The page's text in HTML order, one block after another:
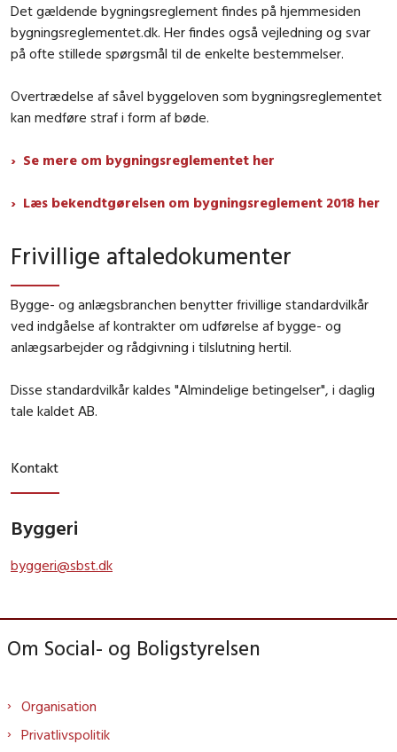
Det gældende bygningsreglement findes på hjemmesiden
bygningsreglementet.dk. Her findes også vejledning og svar
på ofte stillede spørgsmål til de enkelte bestemmelser.
Overtrædelse af såvel byggeloven som bygningsreglementet
kan medføre straf i form af bøde.
Se mere om bygningsreglementet her
Læs bekendtgørelsen om bygningsreglement 2018 her
Frivillige aftaledokumenter
Bygge- og anlægsbranchen benytter frivillige standardvilkår
ved indgåelse af kontrakter om udførelse af bygge- og
anlægsarbejder og rådgivning i tilslutning hertil.
Disse standardvilkår kaldes "Almindelige betingelser", i daglig
tale kaldet AB.
Kontakt
Byggeri
byggeri@sbst.dk
Om Social- og Boligstyrelsen
Organisation
Privatlivspolitik